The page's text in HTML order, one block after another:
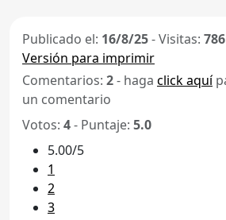
Publicado el: 16/8/25-Visitas: 786
Versión para imprimir
Comentarios: 2- haga click aquí
un comentario
Votos: 4- Puntaje: 5.0
5.00/5
1
2
3